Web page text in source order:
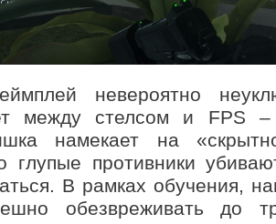
невероятно
между стелсом и FPS –
намекает на
глупые противники
В рамках обучения,
обезвреживать до